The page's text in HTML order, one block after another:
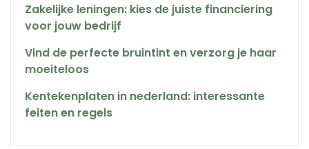
Zakelijke leningen: kies de juiste financiering
voor jouw bedrijf
Vind de perfecte bruintint en verzorg je haar
moeiteloos
Kentekenplaten in nederland: interessante
feiten en regels